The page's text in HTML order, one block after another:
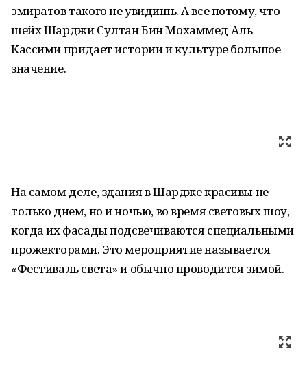
эмиратов такого не увидишь. А все потому, что
шейх Шарджи Султан Бин Мохаммед Аль
Кассими придает истории и культуре большое
значение.
На самом деле, здания в Шардже красивы не
только днем, но и ночью, во время световых шоу,
когда их фасады подсвечиваются специальными
прожекторами. Это мероприятие называется
«Фестиваль света» и обычно проводится зимой.